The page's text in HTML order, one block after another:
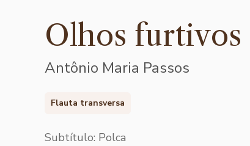
Olhos furtivos
Antônio Maria Passos
Flauta transversa
Subtítulo: Polca